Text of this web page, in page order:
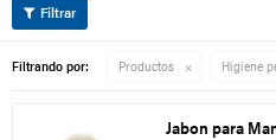
Filtrando por: Productos Higiene
Jabon para